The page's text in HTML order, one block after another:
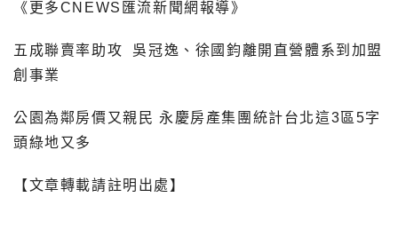
《更多CNEWS匯流新聞網報導》
五成聯賣率助攻 吳冠逸、徐國鈞離開直營體系到加盟
創事業
公園為鄰房價又親民 永慶房產集團統計台北這3區5字
頭綠地又多
【文章轉載請註明出處】